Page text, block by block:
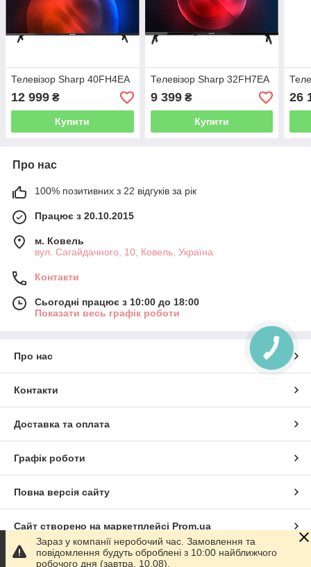
Телевізор Sharp 40FH4EA
12 999 ₴
Купити
Телевізор Sharp 32FH7EA
9 399₴
Купити
26
Про нас
100% позитивних з 22 відгуків за рік
Працює з 20.10.2015
м. Ковель
вул. Сагайдачного, 10, Ковель, Україна
Контакти
Сьогодні працює з 10:00 до 18:00
Показати весь графік роботи
Про нас
Контакти
Доставка та оплата
Графік роботи
Повна версія сайту
Сайт створено на маркетплейсі Prom.ua
Політика конфіденційності
Зараз у компанії неробочий час. Замовлення та
повідомлення будуть оброблені з 10:00 найближчого
робочого дня (завтра, 10.08).